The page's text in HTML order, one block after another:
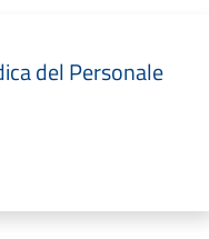
del Personale